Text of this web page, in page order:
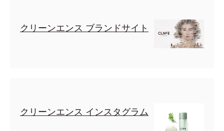
クリーンエンス ブランドサイト
クリーンエンス インスタグラム